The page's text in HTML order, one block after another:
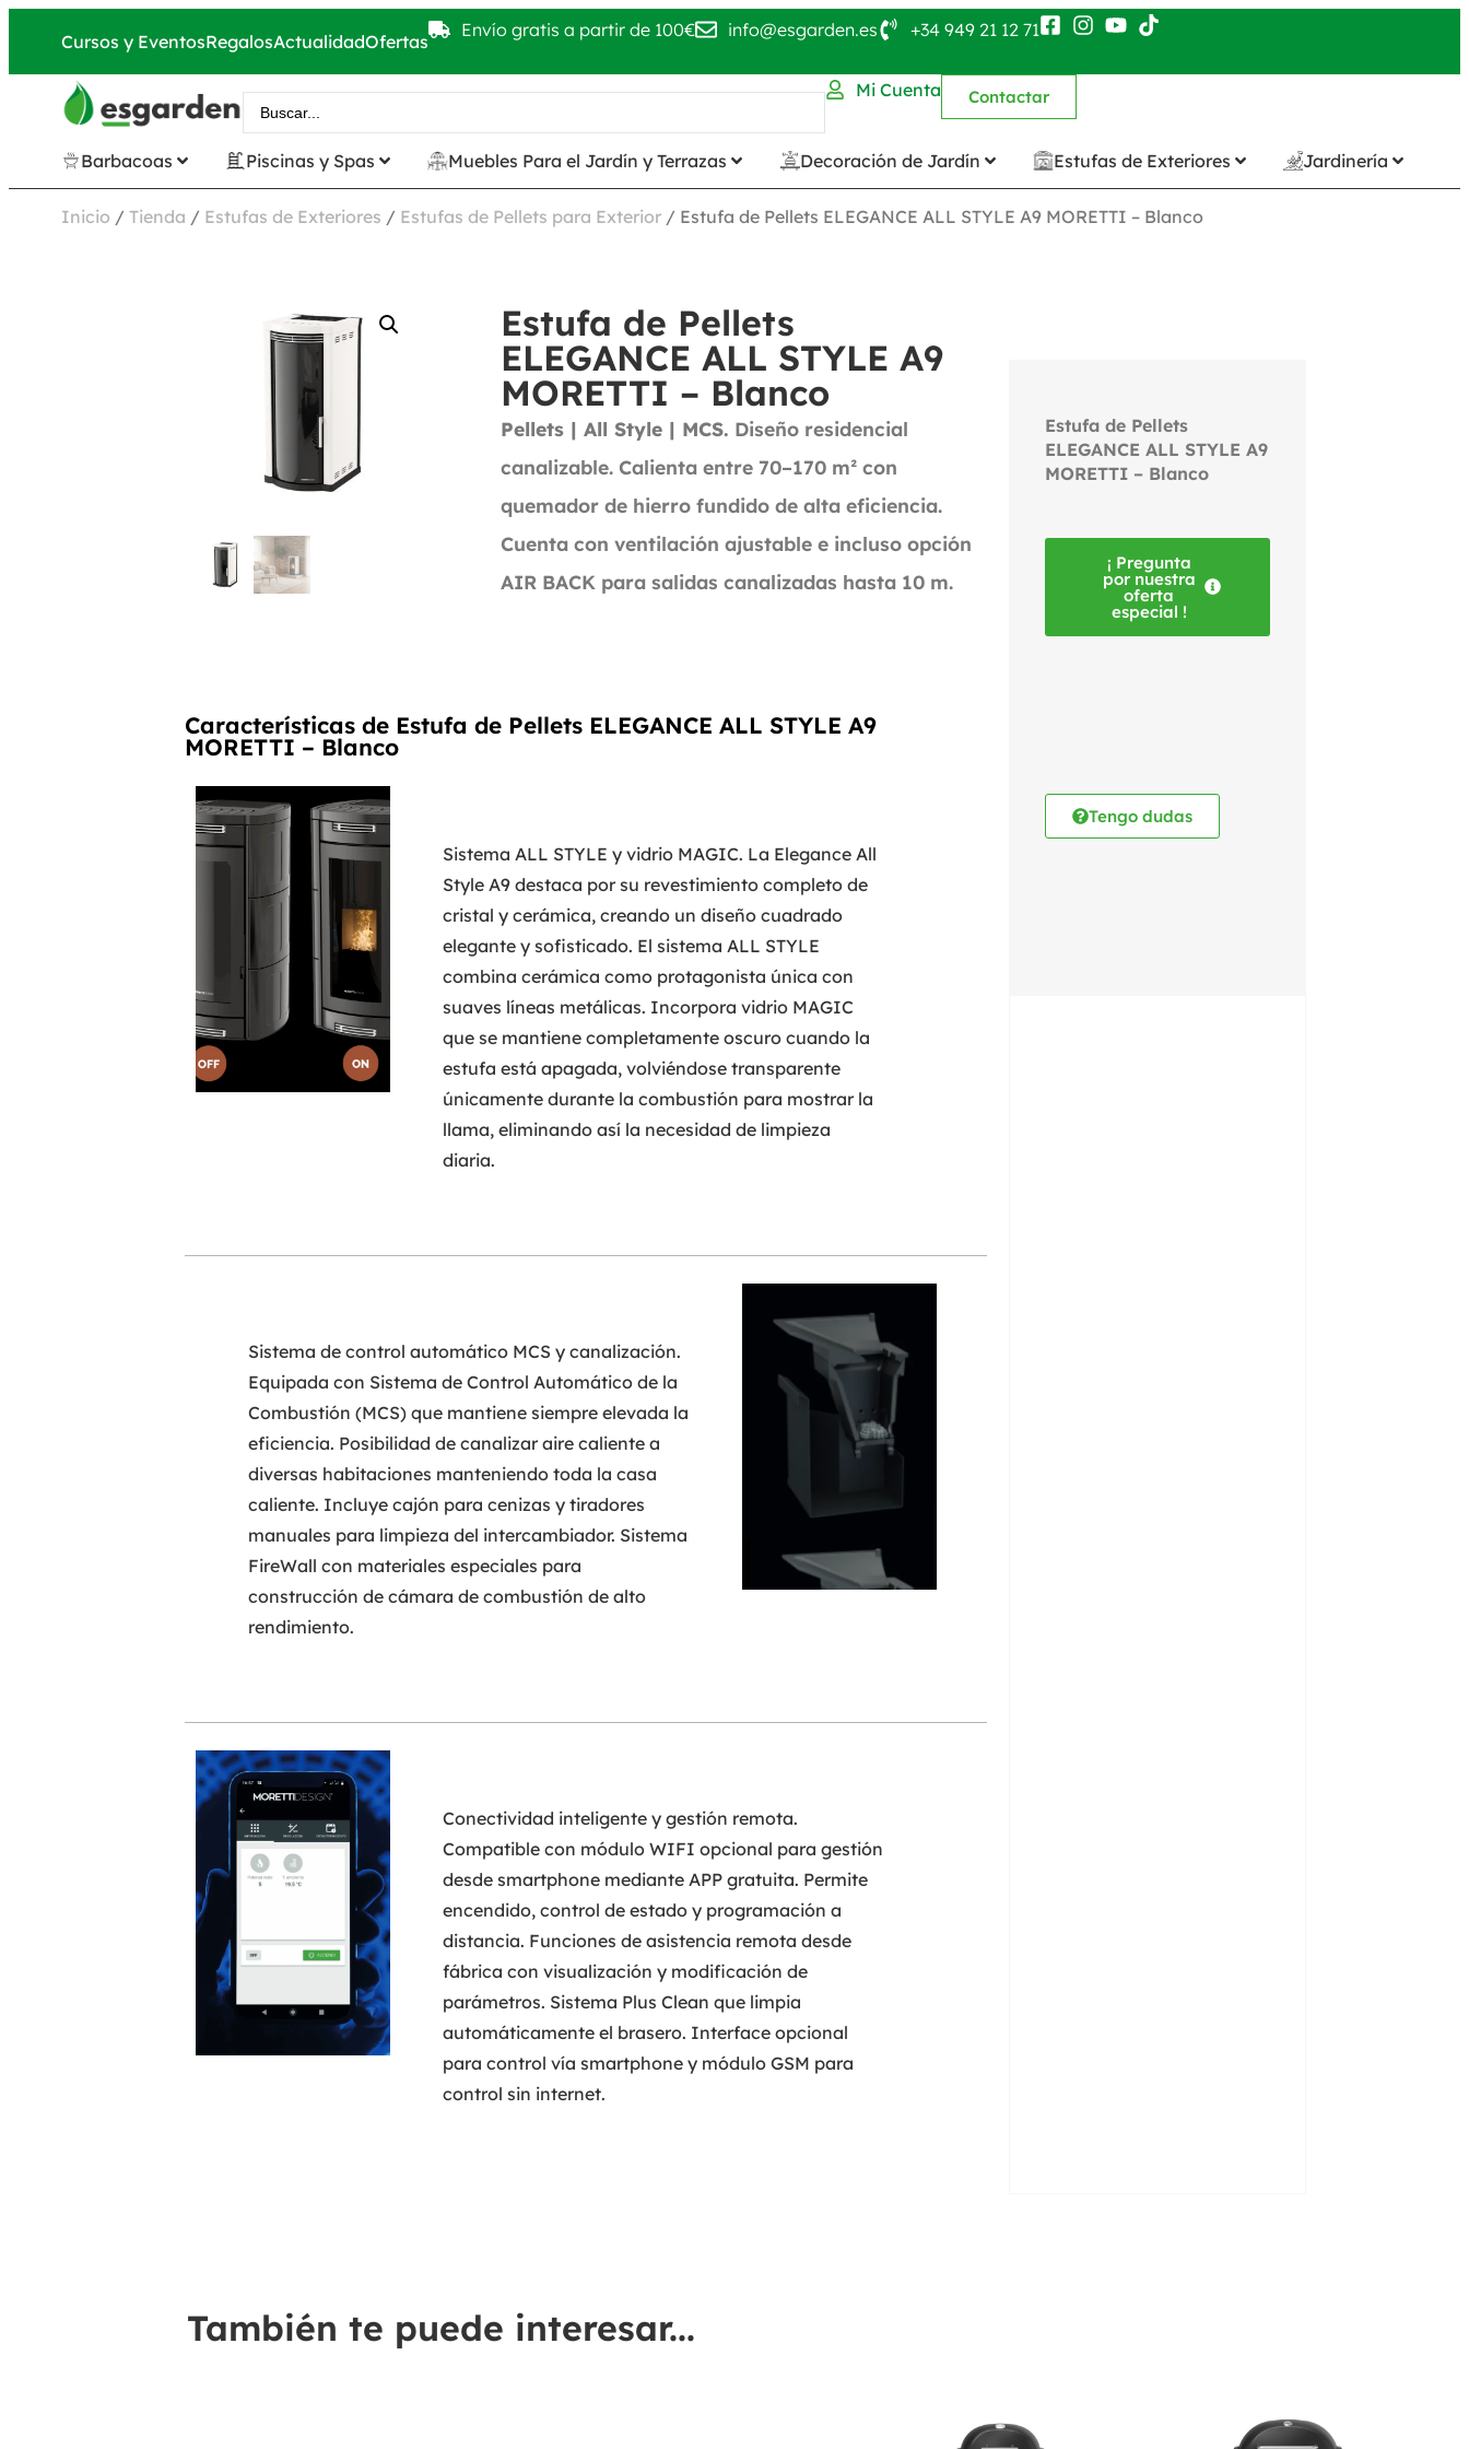
Cursos y EventosRegalosActualidadOfertas
Envío gratis a partir de 100€ info@esgarden.es +34 949 21 12 71
Mi Cuenta Contactar
Barbacoas Piscinas y Spas Muebles Para el Jardín y Terrazas Decoración de Jardín Estufas de Exteriores Jardinería
Inicio / Tienda / Estufas de Exteriores / Estufas de Pellets para Exterior / Estufa de Pellets ELEGANCE ALL STYLE A9 MORETTI – Blanco
Estufa de Pellets
ELEGANCE ALL STYLE A9
MORETTI – Blanco
Pellets | All Style | MCS. Diseño residencial
canalizable. Calienta entre 70–170 m² con
quemador de hierro fundido de alta eficiencia.
Cuenta con ventilación ajustable e incluso opción
AIR BACK para salidas canalizadas hasta 10 m.
Características de Estufa de Pellets ELEGANCE ALL STYLE A9
MORETTI – Blanco
Sistema ALL STYLE y vidrio MAGIC. La Elegance All
Style A9 destaca por su revestimiento completo de
cristal y cerámica, creando un diseño cuadrado
elegante y sofisticado. El sistema ALL STYLE
combina cerámica como protagonista única con
suaves líneas metálicas. Incorpora vidrio MAGIC
que se mantiene completamente oscuro cuando la
estufa está apagada, volviéndose transparente
únicamente durante la combustión para mostrar la
llama, eliminando así la necesidad de limpieza
diaria.
Sistema de control automático MCS y canalización.
Equipada con Sistema de Control Automático de la
Combustión (MCS) que mantiene siempre elevada la
eficiencia. Posibilidad de canalizar aire caliente a
diversas habitaciones manteniendo toda la casa
caliente. Incluye cajón para cenizas y tiradores
manuales para limpieza del intercambiador. Sistema
FireWall con materiales especiales para
construcción de cámara de combustión de alto
rendimiento.
Conectividad inteligente y gestión remota.
Compatible con módulo WIFI opcional para gestión
desde smartphone mediante APP gratuita. Permite
encendido, control de estado y programación a
distancia. Funciones de asistencia remota desde
fábrica con visualización y modificación de
parámetros. Sistema Plus Clean que limpia
automáticamente el brasero. Interface opcional
para control vía smartphone y módulo GSM para
control sin internet.
Estufa de Pellets
ELEGANCE ALL STYLE A9
MORETTI – Blanco
¡ Pregunta
por nuestra
oferta
especial !
Tengo dudas
También te puede interesar...